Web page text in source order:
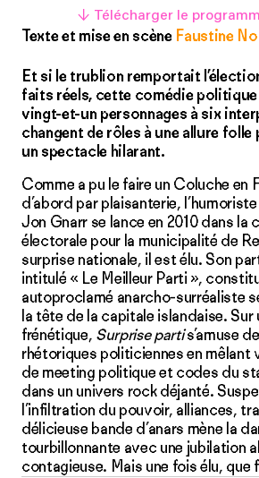
↓ Télécharger le
Texte et mise en scène Faustine
Et si le trublion remportait
faits réels, cette comédie
vingt-et-un personnages à six
changent de rôles à une allure
un spectacle hilarant.
Comme a pu le faire un Coluche en
d’abord par plaisanterie,
Jon Gnarr se lance en 2010 dans la
électorale pour la municipalité de
surprise nationale, il est élu. Son
intitulé « Le Meilleur Parti »,
autoproclamé anarcho-surréaliste
la tête de la capitale islandaise. Sur
frénétique, Surprise partis’amuse
rhétoriques politiciennes en mêlant
de meeting politique et codes du
dans un univers rock déjanté.
l’infiltration du pouvoir, alliances,
délicieuse bande d’anars mène la
tourbillonnante avec une jubilation
contagieuse. Mais une fois élu, que